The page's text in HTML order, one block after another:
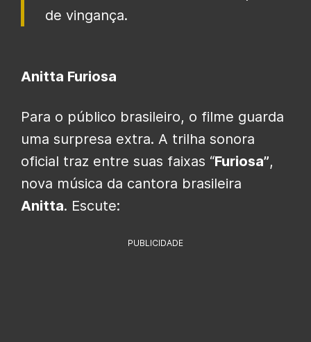
de vingança.
Anitta Furiosa
Para o público brasileiro, o filme guarda
uma surpresa extra. A trilha sonora
oficial traz entre suas faixas “Furiosa”,
nova música da cantora brasileira
Anitta. Escute:
PUBLICIDADE